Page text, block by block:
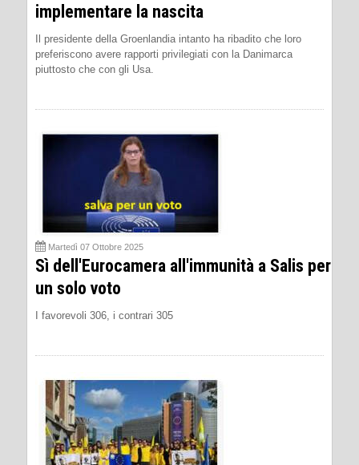
implementare la nascita
Il presidente della Groenlandia intanto ha ribadito che loro
preferiscono avere rapporti privilegiati con la Danimarca
piuttosto che con gli Usa.
Martedì 07 Ottobre 2025
Sì dell'Eurocamera all'immunità a Salis per
un solo voto
I favorevoli 306, i contrari 305